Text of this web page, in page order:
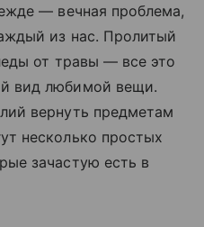
— вечная проблема,
из нас. Пролитый
от травы — все это
вид любимой вещи.
вернуть предметам
несколько простых
зачастую есть в